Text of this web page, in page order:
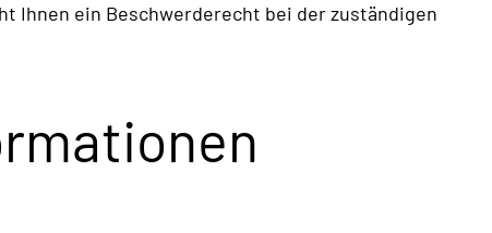
Ihnen ein Beschwerderecht bei der zuständigen